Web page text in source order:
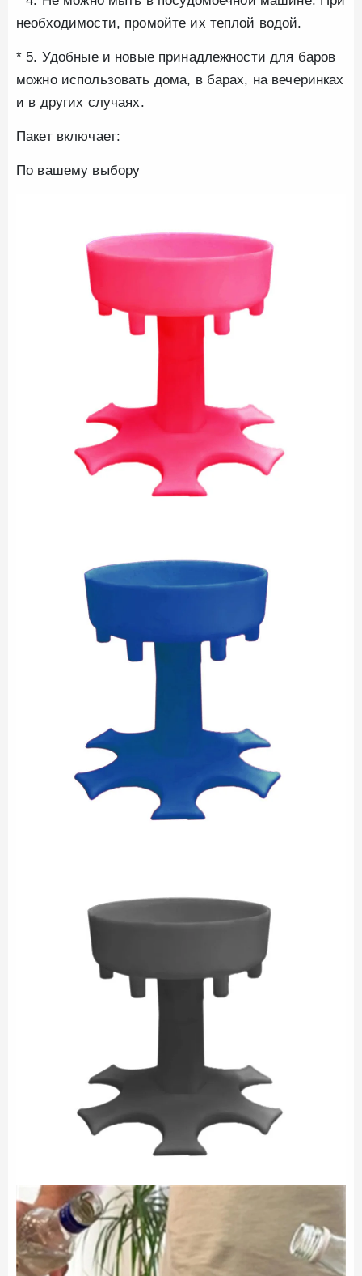
необходимости, промойте их теплой водой.
* 5. Удобные и новые принадлежности для баров
можно использовать дома, в барах, на вечеринках
и в других случаях.
Пакет включает:
По вашему выбору